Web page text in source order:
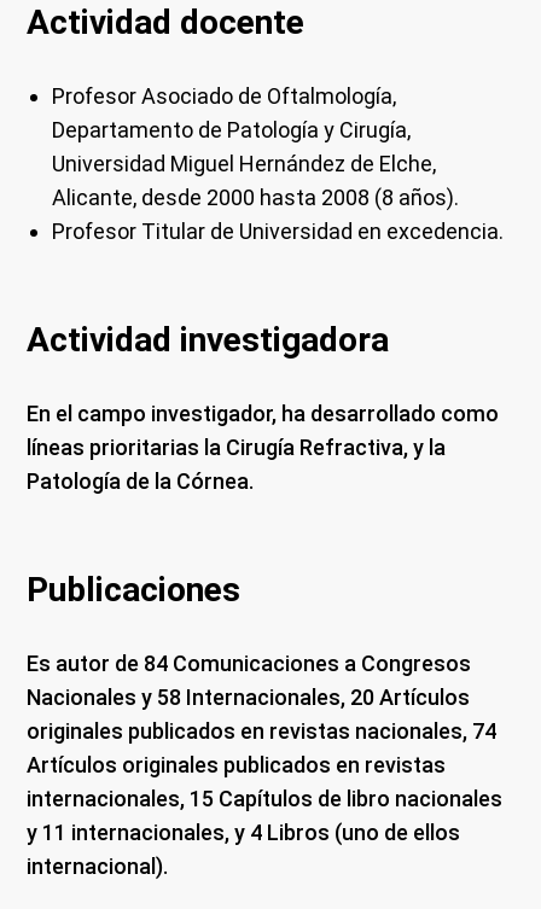
Actividad docente
Profesor Asociado de Oftalmología,
Departamento de Patología y Cirugía,
Universidad Miguel Hernández de Elche,
Alicante, desde 2000 hasta 2008 (8 años).
Profesor Titular de Universidad en excedencia.
Actividad investigadora
En el campo investigador, ha desarrollado como
líneas prioritarias la Cirugía Refractiva, y la
Patología de la Córnea.
Publicaciones
Es autor de 84 Comunicaciones a Congresos
Nacionales y 58 Internacionales, 20 Artículos
originales publicados en revistas nacionales, 74
Artículos originales publicados en revistas
internacionales, 15 Capítulos de libro nacionales
y 11 internacionales, y 4 Libros (uno de ellos
internacional).